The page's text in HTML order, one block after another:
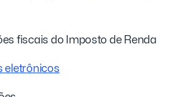
fiscais do Imposto de Renda
eletrônicos